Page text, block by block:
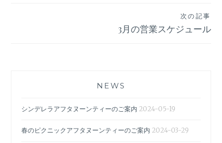
ョ
ン
次の記事
3月の営業スケジュール
NEWS
シンデレラアフタヌーンティーのご案内 2024-05-19
春のピクニックアフタヌーンティーのご案内 2024-03-29